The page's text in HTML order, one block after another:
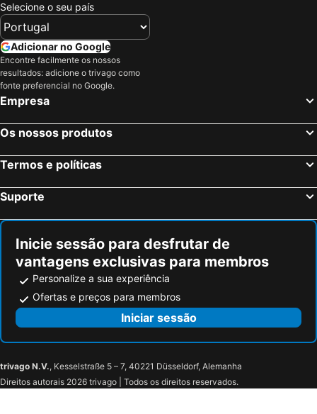
Selecione o seu país
Adicionar no Google
Encontre facilmente os nossos
resultados: adicione o trivago como
fonte preferencial no Google.
Empresa
Os nossos produtos
Termos e políticas
Suporte
Inicie sessão para desfrutar de
vantagens exclusivas para membros
Personalize a sua experiência
Ofertas e preços para membros
Iniciar sessão
trivago N.V., Kesselstraße 5 – 7, 40221 Düsseldorf, Alemanha
Direitos autorais 2026 trivago | Todos os direitos reservados.